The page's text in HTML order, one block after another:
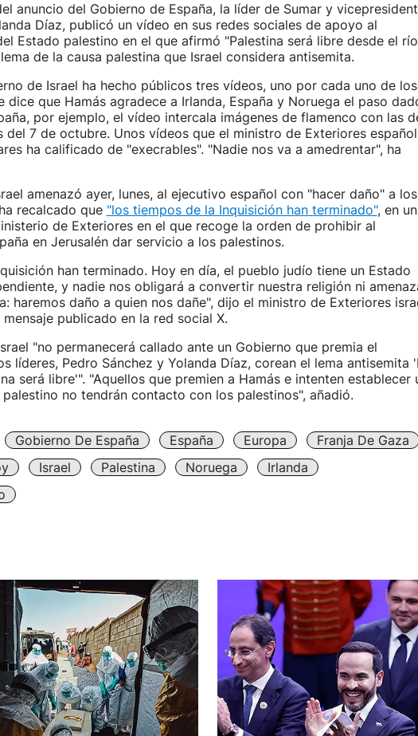
anuncio del Gobierno de España, la líder de Sumar y
Díaz, publicó un vídeo en sus redes sociales de apoyo al
Estado palestino en el que afirmó "Palestina será libre desde el río
de la causa palestina que Israel considera antisemita.
de Israel ha hecho públicos tres vídeos, uno por cada uno de los
dice que Hamás agradece a Irlanda, España y Noruega el paso
por ejemplo, el vídeo intercala imágenes de flamenco con las
del 7 de octubre. Unos vídeos que el ministro de Exteriores español
ha calificado de "execrables". "Nadie nos va a amedrentar", ha
amenazó ayer, lunes, al ejecutivo español con "hacer daño" a los
recalcado que "los tiempos de la Inquisición han terminado", en un
de Exteriores en el que recoge la orden de prohibir al
en Jerusalén dar servicio a los palestinos.
han terminado. Hoy en día, el pueblo judío tiene un Estado
y nadie nos obligará a convertir nuestra religión ni
haremos daño a quien nos dañe", dijo el ministro de Exteriores
mensaje publicado en la red social X.
"no permanecerá callado ante un Gobierno que premia el
líderes, Pedro Sánchez y Yolanda Díaz, corean el lema antisemita
será libre'". "Aquellos que premien a Hamás e intenten establecer
no tendrán contacto con los palestinos", añadió.
Gobierno De España España Europa
Franja De Gaza
Israel Palestina Noruega
Irlanda